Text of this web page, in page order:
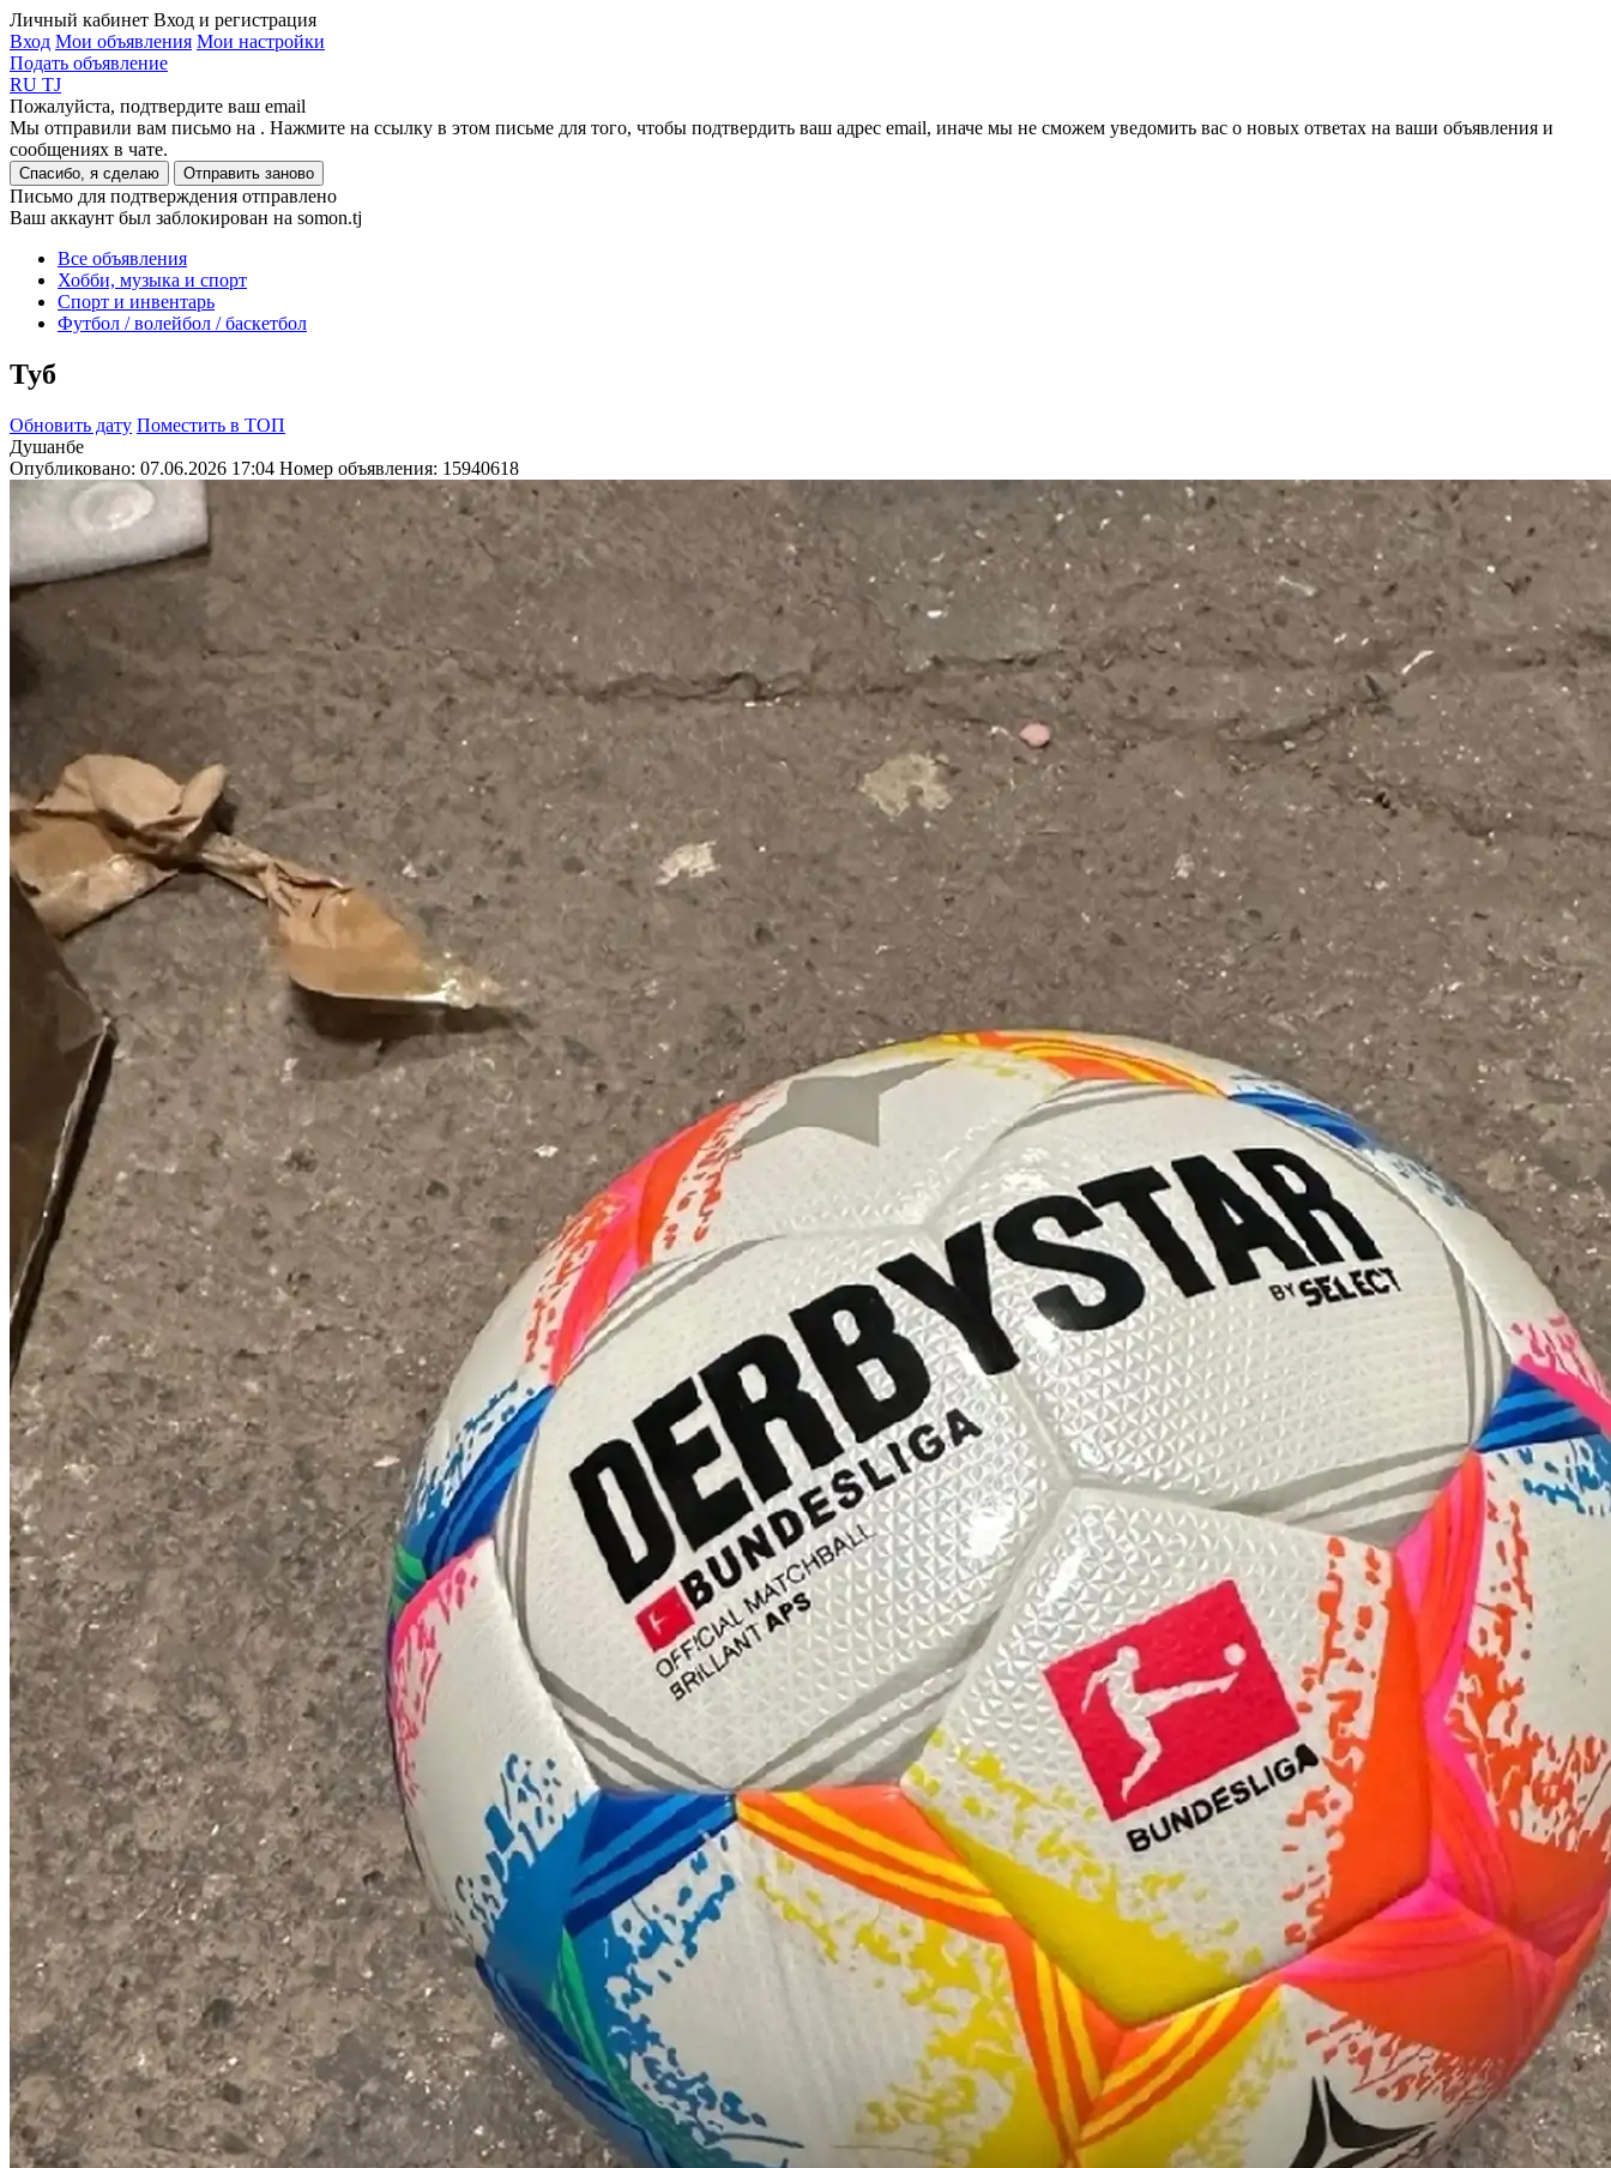
Личный кабинет Вход и регистрация
Вход Мои объявления Мои настройки
Подать объявление
RU TJ
Пожалуйста, подтвердите ваш email
Мы отправили вам письмо на . Нажмите на ссылку в этом письме для того, чтобы подтвердить ваш адрес email, иначе мы не сможем уведомить вас о новых ответах на ваши объявления и
сообщениях в чате.
Спасибо, я сделаю Отправить заново
Письмо для подтверждения отправлено
Ваш аккаунт был заблокирован на somon.tj
Все объявления
Хобби, музыка и спорт
Спорт и инвентарь
Футбол / волейбол / баскетбол
Туб
Обновить дату Поместить в ТОП
Душанбе
Опубликовано: 07.06.2026 17:04 Номер объявления: 15940618